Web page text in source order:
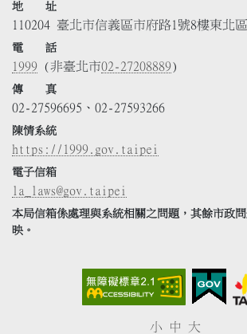
地 址
110204 臺北市信義區市府路1號8樓東北區
電 話
1999 (非臺北市02-27208889)
傳 真
02-27596695、02-27593266
陳情系統
https://1999.gov.taipei
電子信箱
la_laws@gov.taipei
本局信箱係處理與系統相關之問題，其餘市政
映。
小 中 大